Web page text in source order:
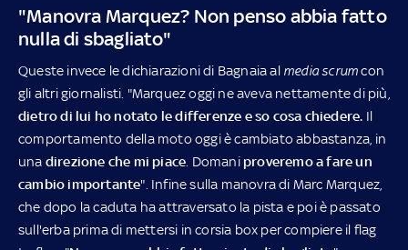
"Manovra Marquez? Non penso abbia fatto
nulla di sbagliato"
Queste invece le dichiarazioni di Bagnaia al media scrumcon
gli altri giornalisti. "Marquez oggi ne aveva nettamente di più,
dietro di lui ho notato le differenze e so cosa chiedere. Il
comportamento della moto oggi è cambiato abbastanza, in
una direzione che mi piace . Domaniproveremo a fare un
cambio importante". Infine sulla manovra di Marc Marquez,
che dopo la caduta ha attraversato la pista e poi è passato
sull'erba prima di mettersi in corsia box per compiere il flag